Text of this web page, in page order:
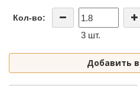
Кол-во:
3 шт.
Добавить